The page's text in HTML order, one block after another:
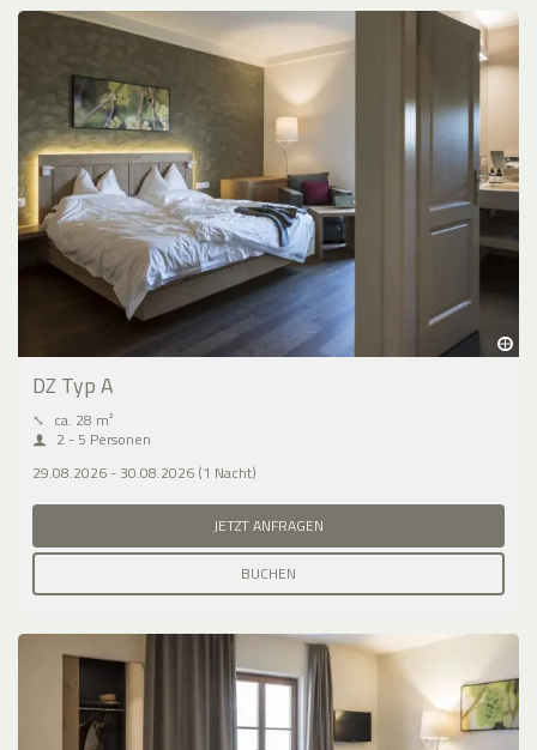
DZ Typ A
⤡ ca. 28 m²
2 - 5 Personen
29.08.2026 - 30.08.2026 (1 Nacht)
JETZT ANFRAGEN
BUCHEN